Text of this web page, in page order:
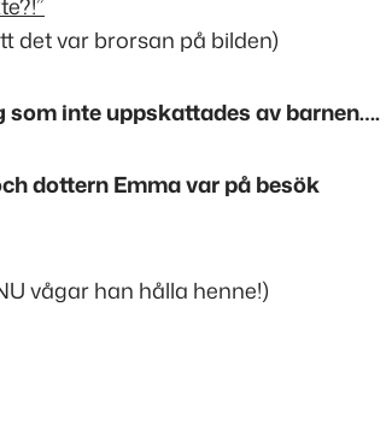
det var brorsan på bilden)
som inte uppskattades av barnen….
dottern Emma var på besök
vågar han hålla henne!)